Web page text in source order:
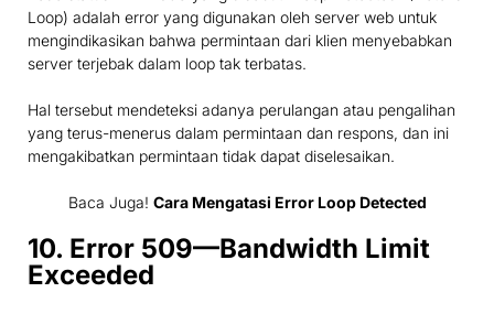
Loop) adalah error yang digunakan oleh server web untuk
mengindikasikan bahwa permintaan dari klien menyebabkan
server terjebak dalam loop tak terbatas.
Hal tersebut mendeteksi adanya perulangan atau pengalihan
yang terus-menerus dalam permintaan dan respons, dan ini
mengakibatkan permintaan tidak dapat diselesaikan.
Baca Juga! Cara Mengatasi Error Loop Detected
10. Error 509—Bandwidth Limit
Exceeded